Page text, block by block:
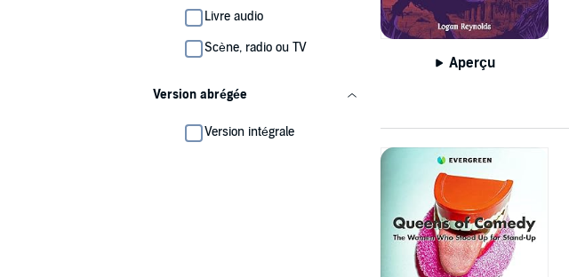
Livre audio
Scène, radio ou TV
Version abrégée
Version intégrale
Aperçu